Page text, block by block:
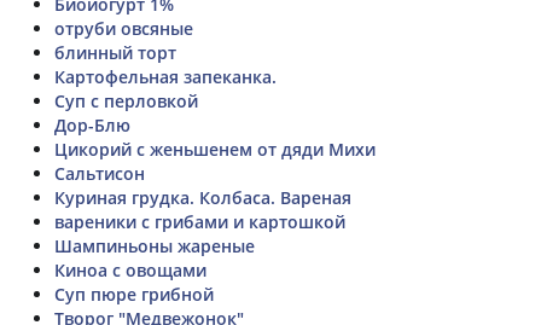
отруби овсяные
блинный торт
Картофельная запеканка.
Суп с перловкой
Дор-Блю
Цикорий с женьшенем от дяди Михи
Сальтисон
Куриная грудка. Колбаса. Вареная
вареники с грибами и картошкой
Шампиньоны жареные
Киноа с овощами
Cуп пюре грибной
Творог "Медвежонок"